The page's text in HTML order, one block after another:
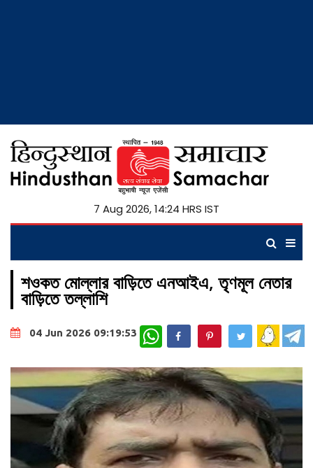
7 Aug 2026, 14:24 HRS IST
শওকত মোল্লার বাড়িতে এনআইএ, তৃণমূল নেতার
বাড়িতে তল্লাশি
04 Jun 2026 09:19:53 WhatsApp